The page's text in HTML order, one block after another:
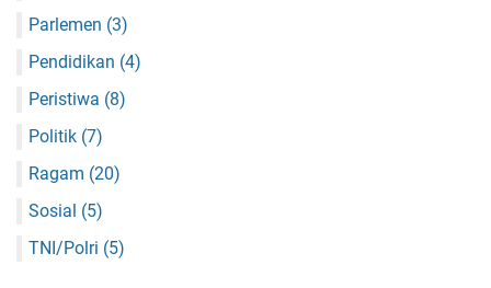
Parlemen (3)
Pendidikan (4)
Peristiwa (8)
Politik (7)
Ragam (20)
Sosial (5)
TNI/Polri (5)